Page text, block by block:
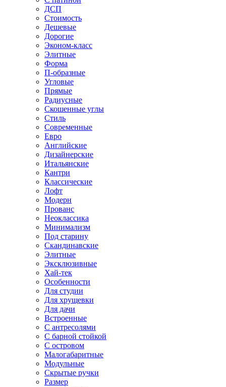
ДСП
Стоимость
Дешевые
Дорогие
Эконом-класс
Элитные
Форма
П-образные
Угловые
Прямые
Радиусные
Скошенные углы
Стиль
Современные
Евро
Английские
Дизайнерские
Итальянские
Кантри
Классические
Лофт
Модерн
Прованс
Неоклассика
Минимализм
Под старину
Скандинавские
Элитные
Эксклюзивные
Хай-тек
Особенности
Для студии
Для хрущевки
Для дачи
Встроенные
С антресолями
С барной стойкой
С островом
Малогабаритные
Модульные
Скрытые ручки
Размер